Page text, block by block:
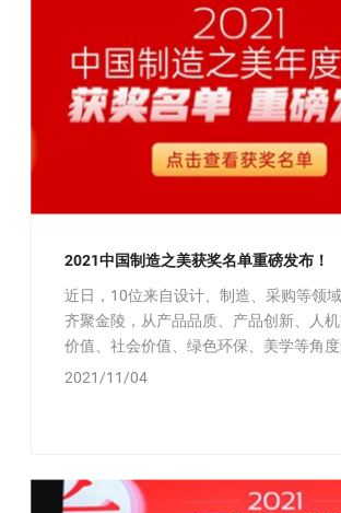
2021中国制造之美获奖名单重磅发布！
近日，10位来自设计、制造、采购等领
齐聚金陵，从产品品质、产品创新、人
价值、社会价值、绿色环保、美学等角度
审，最终甄选出2021中国制造之美
2021/11/04